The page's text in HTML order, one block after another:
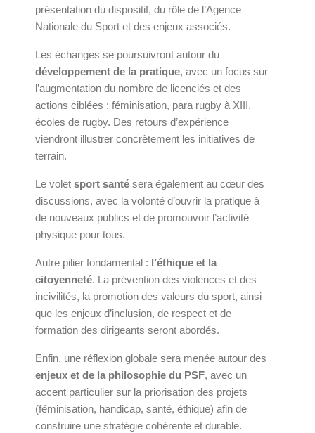
présentation du dispositif, du rôle de l’Agence
Nationale du Sport et des enjeux associés.
Les échanges se poursuivront autour du
développement de la pratique, avec un focus sur
l’augmentation du nombre de licenciés et des
actions ciblées : féminisation, para rugby à XIII,
écoles de rugby. Des retours d’expérience
viendront illustrer concrètement les initiatives de
terrain.
Le volet sport santé sera également au cœur des
discussions, avec la volonté d’ouvrir la pratique à
de nouveaux publics et de promouvoir l’activité
physique pour tous.
Autre pilier fondamental : l’éthique et la
citoyenneté. La prévention des violences et des
incivilités, la promotion des valeurs du sport, ainsi
que les enjeux d’inclusion, de respect et de
formation des dirigeants seront abordés.
Enfin, une réflexion globale sera menée autour des
enjeux et de la philosophie du PSF, avec un
accent particulier sur la priorisation des projets
(féminisation, handicap, santé, éthique) afin de
construire une stratégie cohérente et durable.